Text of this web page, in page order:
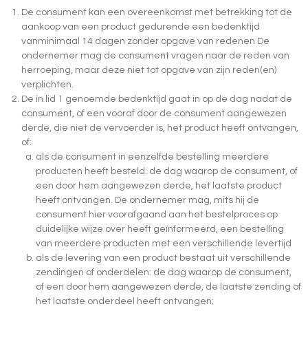
De consument kan een overeenkomst met betrekking tot de
aankoop van een product gedurende een bedenktijd
vanminimaal 14 dagen zonder opgave van redenen De
ondernemer mag de consument vragen naar de reden van
herroeping, maar deze niet tot opgave van zijn reden(en)
verplichten.
De in lid 1 genoemde bedenktijd gaat in op de dag nadat de
consument, of een vooraf door de consument aangewezen
derde, die niet de vervoerder is, het product heeft ontvangen,
of:
als de consument in eenzelfde bestelling meerdere
producten heeft besteld: de dag waarop de consument, of
een door hem aangewezen derde, het laatste product
heeft ontvangen. De ondernemer mag, mits hij de
consument hier voorafgaand aan het bestelproces op
duidelijke wijze over heeft geïnformeerd, een bestelling
van meerdere producten met een verschillende levertijd
als de levering van een product bestaat uit verschillende
zendingen of onderdelen: de dag waarop de consument,
of een door hem aangewezen derde, de laatste zending of
het laatste onderdeel heeft ontvangen;